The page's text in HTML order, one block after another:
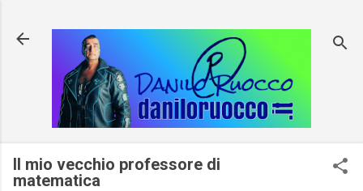
Il mio vecchio professore di
matematica